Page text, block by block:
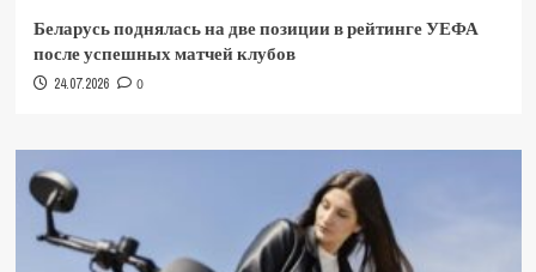
Беларусь поднялась на две позиции в рейтинге УЕФА
после успешных матчей клубов
24.07.2026 0